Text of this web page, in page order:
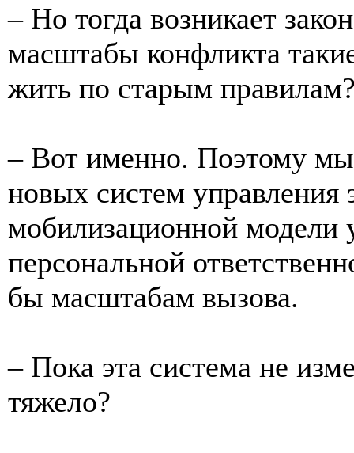
– Но тогда возникает
масштабы конфликта
жить по старым
– Вот именно. Поэтому
новых систем управления
мобилизационной модели
персональной
бы масштабам вызова.
– Пока эта система не
тяжело?